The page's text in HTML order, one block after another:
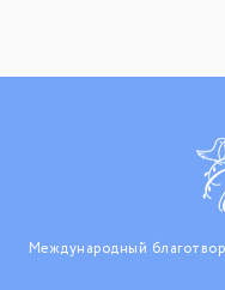
Международный